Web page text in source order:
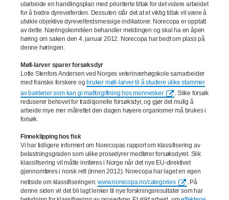
utarbeide en handlingsplan med prioriterte tiltak for det videre arbeidet
for å bedre dyrevelferden. Dessuten står det at et viktig tiltak vil være å
utvikle objektive dyrevelferdsmessige indikatorer. Norecopa er opptatt
av dette. Næringskomitéen behandler meldingen og skal ha en åpen
høring om saken den 4. januar 2012. Norecopa har bedt om plass på
denne høringen.
Møll-larver sparer forsøksdyr
Lotte Stenfors Andersen ved Norges veterinærhøgskole samarbeider
med franske forskere og bruker møll-larver til å studere ulike stammer
av bakterier som kan gi matforgiftning hos mennesker
. Slike forsøk
reduserer behovet for tradisjonelle forsøksdyr, og gjør det mulig å
arbeide mye mer målrettet den dagen høyere organismer må brukes i
forsøk.
Finneklipping hos fisk
Vi har tidligere informert om Norecopas rapport om klassifisering av
belastningsgraden som ulike prosedyrer medfører forsøksdyret. Slik
klassifisering vil måtte innføres i Norge når det nye EU-direktivet
gjennomføres i norsk rett (innen 2012). Norecopa har laget en egen
nettside om klassifiseringen:www.norecopa.no/categories
. På
denne siden vil det bli lagt lenker til nye forskningsresultater som har